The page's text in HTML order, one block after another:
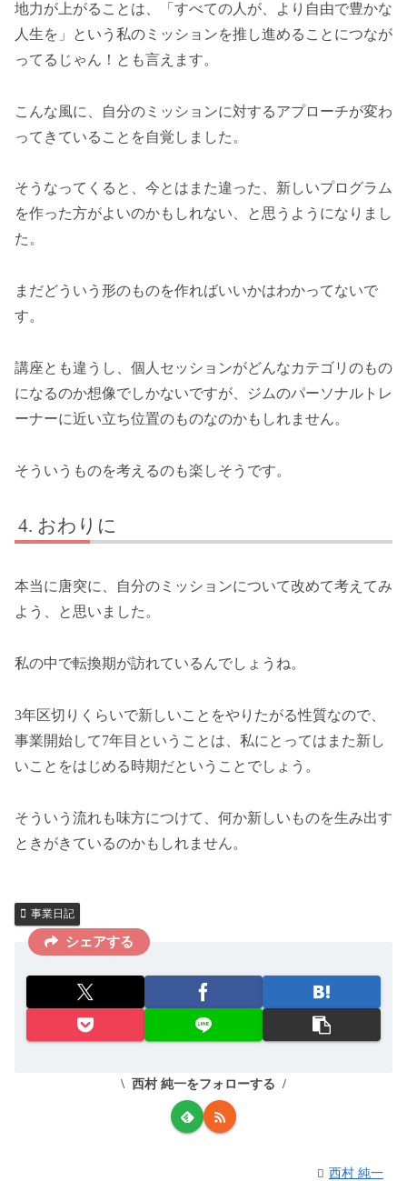
地力が上がることは、「すべての人が、より自由で豊かな
人生を」という私のミッションを推し進めることにつなが
ってるじゃん！とも言えます。
こんな風に、自分のミッションに対するアプローチが変わ
ってきていることを自覚しました。
そうなってくると、今とはまた違った、新しいプログラム
を作った方がよいのかもしれない、と思うようになりまし
た。
まだどういう形のものを作ればいいかはわかってないで
す。
講座とも違うし、個人セッションがどんなカテゴリのもの
になるのか想像でしかないですが、ジムのパーソナルトレ
ーナーに近い立ち位置のものなのかもしれません。
そういうものを考えるのも楽しそうです。
おわりに
本当に唐突に、自分のミッションについて改めて考えてみ
よう、と思いました。
私の中で転換期が訪れているんでしょうね。
3年区切りくらいで新しいことをやりたがる性質なので、
事業開始して7年目ということは、私にとってはまた新し
いことをはじめる時期だということでしょう。
そういう流れも味方につけて、何か新しいものを生み出す
ときがきているのかもしれません。
事業日記
シェアする
西村 純一をフォローする
西村 純一